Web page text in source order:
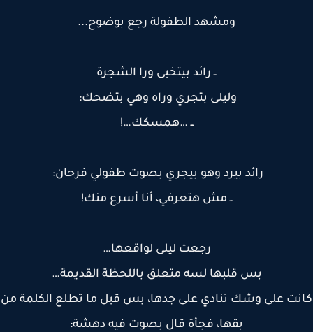
ومشهد الطفولة رجع بوضوح...
ــ رائد بيتخبى ورا الشجرة
وليلى بتجري وراه وهي بتضحك:
ــ …همسكك…!
رائد بيرد وهو بيجري بصوت طفولي فرحان:
ــ مش هتعرفي، أنا أسرع منك!
رجعت ليلى لواقعها…
بس قلبها لسه متعلق باللحظة القديمة…
على وشك تنادي على جدها، بس قبل ما تطلع الكلمة من
بقها، فجأة قال بصوت فيه دهشة: